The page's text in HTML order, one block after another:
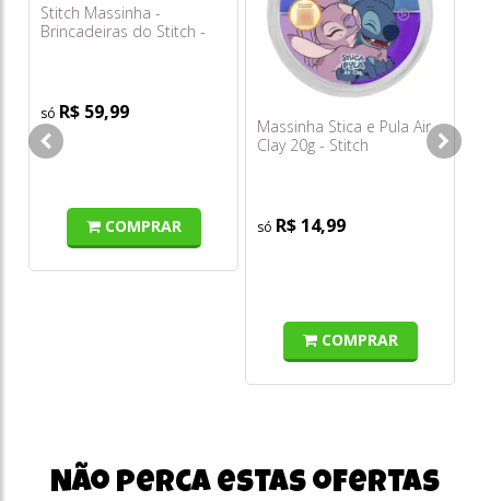
Stitch Massinha -
Brincadeiras do Stitch -
R$ 59,99
COMPRAR
Massinha Stica e Pula Air
Clay 20g - Stitch
R$ 14,99
COMPRAR
Não perca estas ofertas